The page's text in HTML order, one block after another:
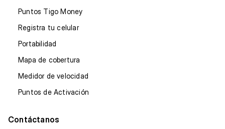
Puntos Tigo Money
Registra tu celular
Portabilidad
Mapa de cobertura
Medidor de velocidad
Puntos de Activación
Contáctanos